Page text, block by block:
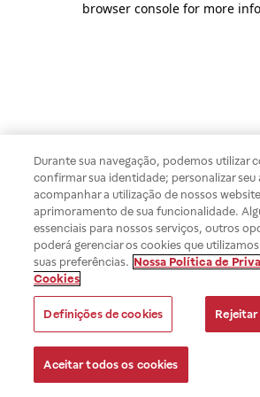
browser console for more
Durante sua navegação, podemos utilizar
confirmar sua identidade; personalizar seu
acompanhar a utilização de nossos
aprimoramento de sua funcionalidade.
essenciais para nossos serviços, outros
poderá gerenciar os cookies que
suas preferências. Nossa Política de
Cookies
Definições de cookies
Aceitar todos os cookies